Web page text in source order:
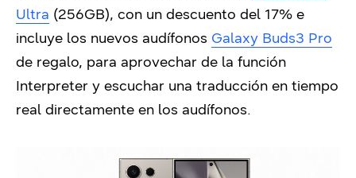
Ultra (256GB), con un descuento del 17% e
incluye los nuevos audífonos Galaxy Buds3 Pro
de regalo, para aprovechar de la función
Interpreter y escuchar una traducción en tiempo
real directamente en los audífonos.